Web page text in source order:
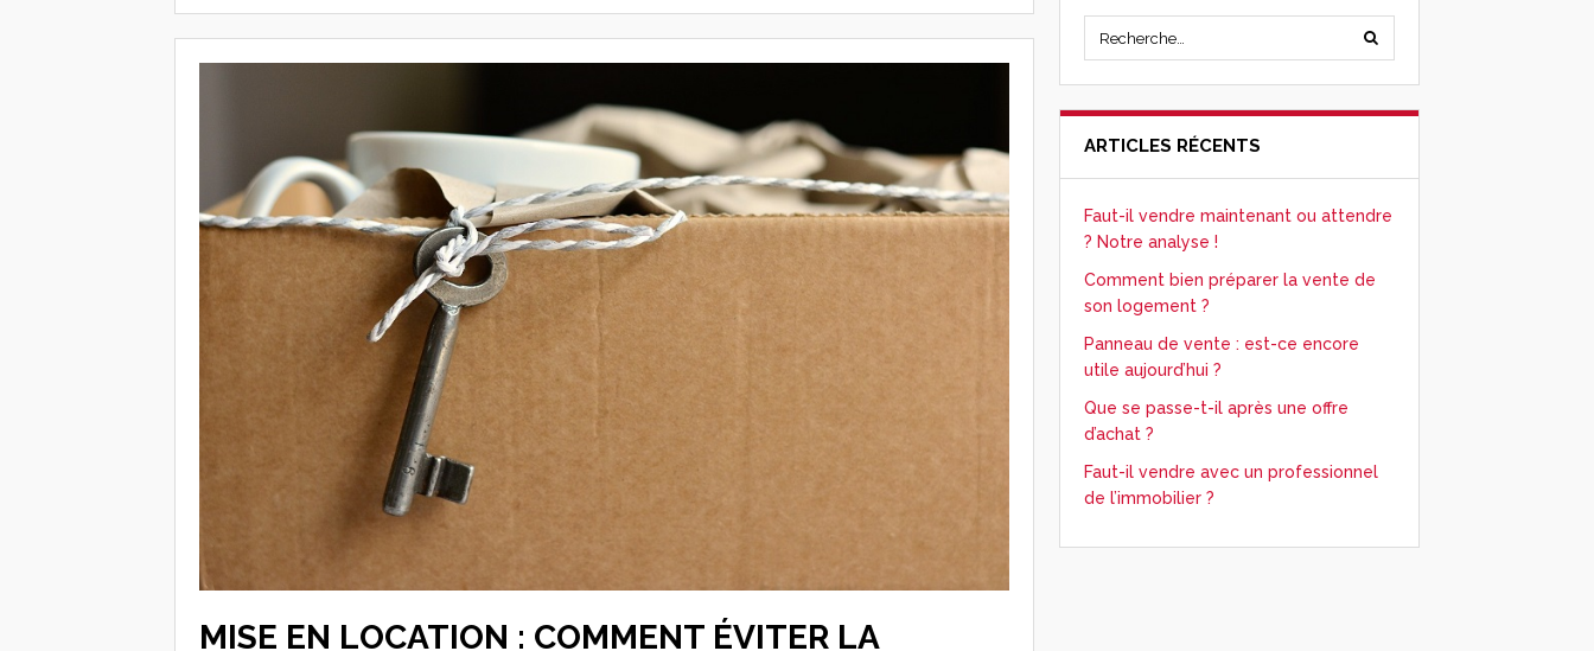
MISE EN LOCATION : COMMENT ÉVITER LA
ARTICLES RÉCENTS
Faut-il vendre maintenant ou attendre
? Notre analyse !
Comment bien préparer la vente de
son logement ?
Panneau de vente : est-ce encore
utile aujourd’hui ?
Que se passe-t-il après une offre
d’achat ?
Faut-il vendre avec un professionnel
de l’immobilier ?